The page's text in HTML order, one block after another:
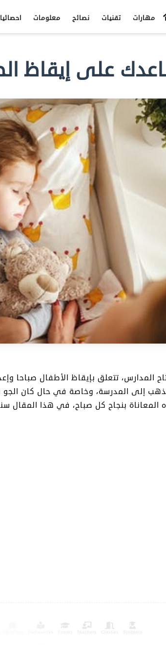
مهارات تقنيات نصائح معلومات
على إيقاظ
المدارس، تتعلق بإيقاظ الأطفال صباحا
إلى المدرسة، وخاصة في حال كان الجو
المعاناة بنجاح كل صباح، في هذا